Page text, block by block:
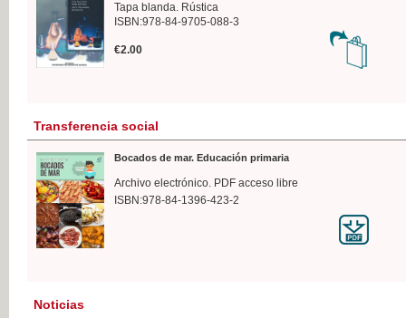
Tapa blanda. Rústica
ISBN:978-84-9705-088-3
€2.00
Transferencia social
Bocados de mar. Educación primaria
Archivo electrónico. PDF acceso libre
ISBN:978-84-1396-423-2
Noticias